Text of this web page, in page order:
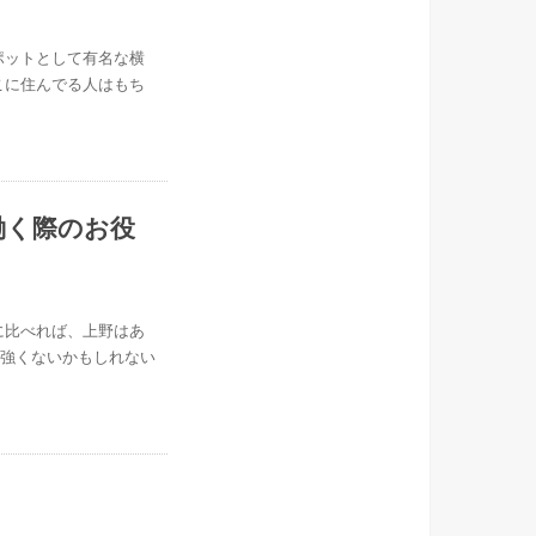
トとして有名な横
住んでる人はもち
際のお役
べれば、上野はあ
くないかもしれない